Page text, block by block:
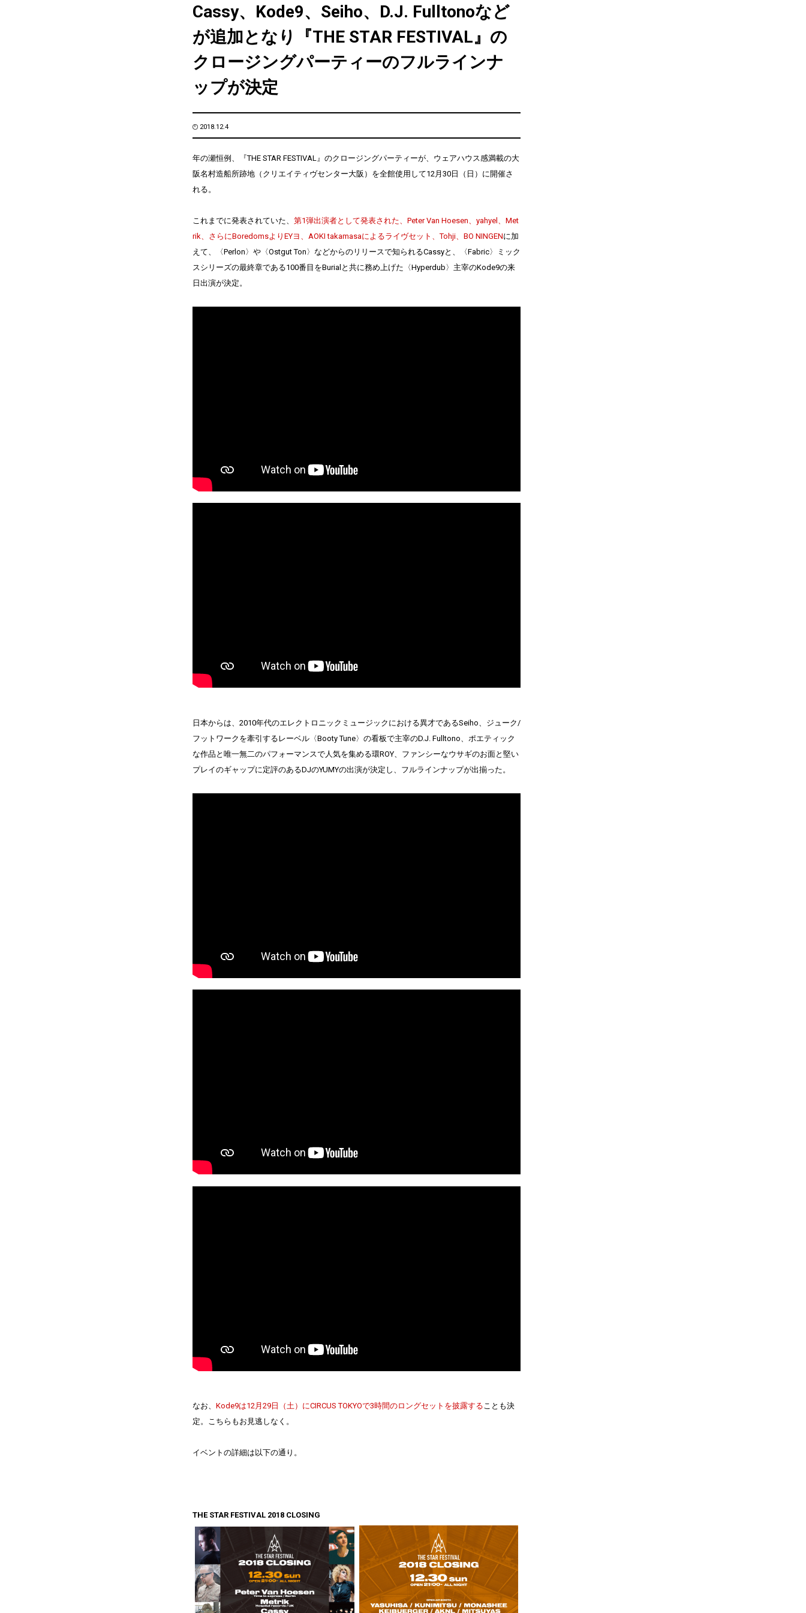
Cassy、Kode9、Seiho、D.J. Fulltonoなど
が追加となり『THE STAR FESTIVAL』の
クロージングパーティーのフルラインナ
ップが決定
2018.12.4
年の瀬恒例、『THE STAR FESTIVAL』のクロージングパーティーが、ウェアハウス感満載の大
阪名村造船所跡地（クリエイティヴセンター大阪）を全館使用して12月30日（日）に開催さ
れる。
これまでに発表されていた、 第1弾出演者として発表された、Peter Van Hoesen、yahyel、Met
rik、 さらにBoredomsよりEYヨ、AOKI takamasaによるライヴセット、Tohji、BO NINGENに加
えて、〈Perlon〉や〈Ostgut Ton〉などからのリリースで知られるCassyと、〈Fabric〉ミック
スシリーズの最終章である100番目をBurialと共に務め上げた〈Hyperdub〉主宰のKode9の来
日出演が決定。
日本からは、2010年代のエレクトロニックミュージックにおける異才であるSeiho、ジューク/
フットワークを牽引するレーベル〈Booty Tune〉の看板で主宰のD.J. Fulltono、ポエティック
な作品と唯一無二のパフォーマンスで人気を集める環ROY、ファンシーなウサギのお面と堅い
プレイのギャップに定評のあるDJのYUMYの出演が決定し、フルラインナップが出揃った。
なお、 Kode9は12月29日（土）にCIRCUS TOKYOで3時間のロングセットを披露することも決
定。こちらもお見逃しなく。
イベントの詳細は以下の通り。
THE STAR FESTIVAL 2018 CLOSING